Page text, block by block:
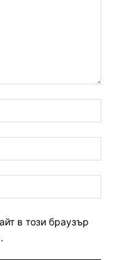
в този браузър